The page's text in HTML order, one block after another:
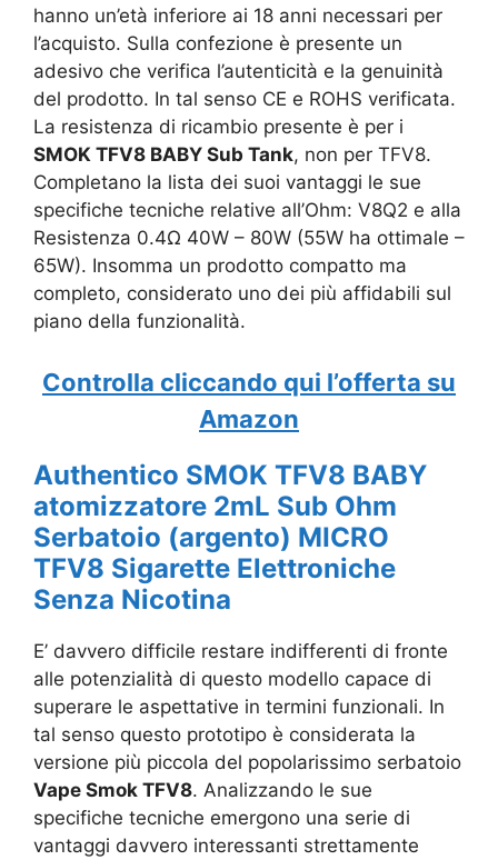
hanno un’età inferiore ai 18 anni necessari per
l’acquisto. Sulla confezione è presente un
adesivo che verifica l’autenticità e la genuinità
del prodotto. In tal senso CE e ROHS verificata.
La resistenza di ricambio presente è per i
SMOK TFV8 BABY Sub Tank, non per TFV8.
Completano la lista dei suoi vantaggi le sue
specifiche tecniche relative all’Ohm: V8Q2 e alla
Resistenza 0.4Ω 40W – 80W (55W ha ottimale –
65W). Insomma un prodotto compatto ma
completo, considerato uno dei più affidabili sul
piano della funzionalità.
Controlla cliccando qui l’offerta su
Amazon
Authentico SMOK TFV8 BABY
atomizzatore 2mL Sub Ohm
Serbatoio (argento) MICRO
TFV8 Sigarette Elettroniche
Senza Nicotina
E’ davvero difficile restare indifferenti di fronte
alle potenzialità di questo modello capace di
superare le aspettative in termini funzionali. In
tal senso questo prototipo è considerata la
versione più piccola del popolarissimo serbatoio
Vape Smok TFV8. Analizzando le sue
specifiche tecniche emergono una serie di
vantaggi davvero interessanti strettamente